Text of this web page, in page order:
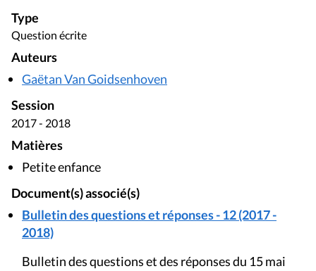
Type
Question écrite
Auteurs
Gaëtan Van Goidsenhoven
Session
2017 - 2018
Matières
Petite enfance
Document(s) associé(s)
Bulletin des questions et réponses - 12 (2017 -
2018)
Bulletin des questions et des réponses du 15 mai